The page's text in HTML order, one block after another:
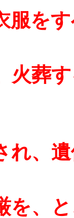
服を
火葬
れ、
を、